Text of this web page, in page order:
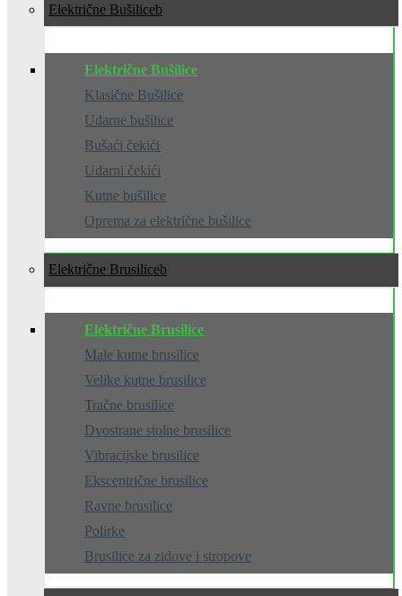
Električne Bušilice
Električne Bušilice
Klasične Bušilice
Udarne bušilice
Bušaći čekići
Udarni čekići
Kutne bušilice
Oprema za električne bušilice
Električne Brusilice
Električne Brusilice
Male kutne brusilice
Velike kutne brusilice
Tračne brusilice
Dvostrane stolne brusilice
Vibracijske brusilice
Ekscentrične brusilice
Ravne brusilice
Polirke
Brusilice za zidove i stropove